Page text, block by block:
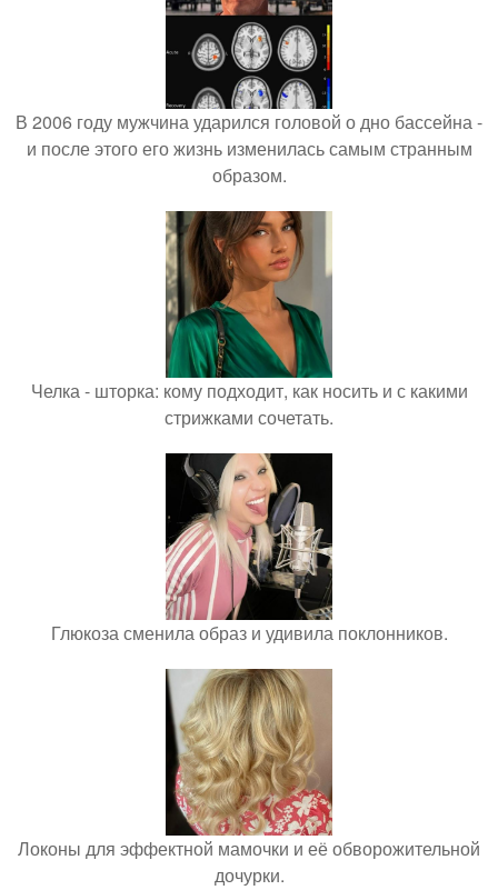
В 2006 году мужчина ударился головой о дно бассейна -
и после этого его жизнь изменилась самым странным
образом.
Челка - шторка: кому подходит, как носить и с какими
стрижками сочетать.
Глюкоза сменила образ и удивила поклонников.
Локоны для эффектной мамочки и её обворожительной
дочурки.